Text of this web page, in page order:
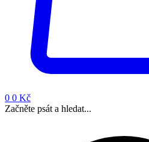
0 0 Kč
Začněte psát a hledat...